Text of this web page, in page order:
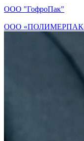
ООО "ГофроПак"
ООО